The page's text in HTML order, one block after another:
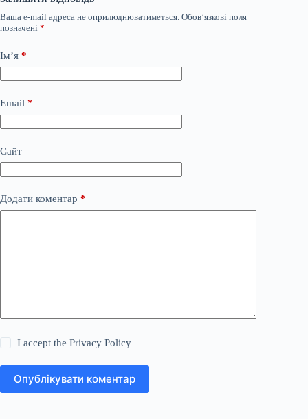
Ваша e-mail адреса не оприлюднюватиметься. Обов’язкові поля
позначені *
Ім’я *
Email *
Сайт
Додати коментар *
I accept thePrivacy Policy
Опублікувати коментар